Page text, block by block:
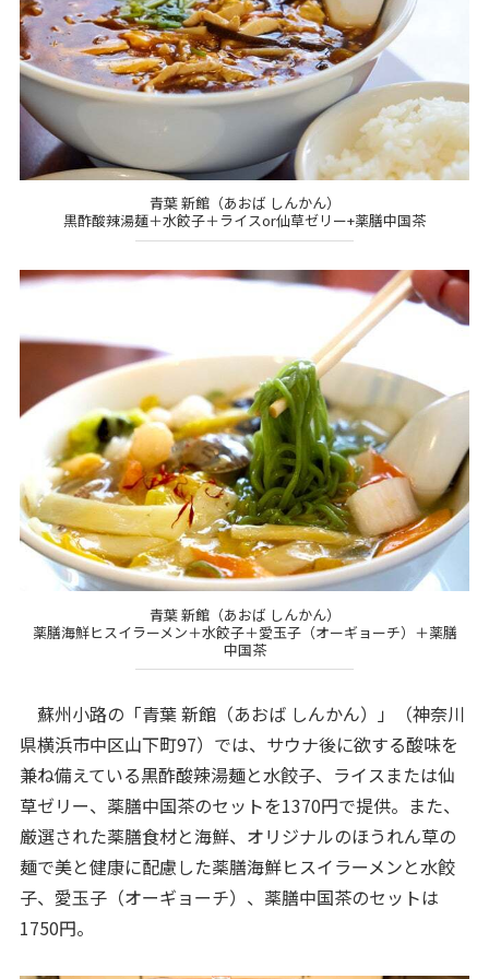
青葉 新館（あおば しんかん）
黒酢酸辣湯麺＋水餃子＋ライスor仙草ゼリー+薬膳中国茶
青葉 新館（あおば しんかん）
薬膳海鮮ヒスイラーメン＋水餃子＋愛玉子（オーギョーチ）＋薬膳
中国茶
蘇州小路の「青葉 新館（あおば しんかん）」（神奈川
県横浜市中区山下町97）では、サウナ後に欲する酸味を
兼ね備えている黒酢酸辣湯麺と水餃子、ライスまたは仙
草ゼリー、薬膳中国茶のセットを1370円で提供。また、
厳選された薬膳食材と海鮮、オリジナルのほうれん草の
麺で美と健康に配慮した薬膳海鮮ヒスイラーメンと水餃
子、愛玉子（オーギョーチ）、薬膳中国茶のセットは
1750円。